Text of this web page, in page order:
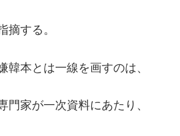
摘する。
韓本とは一線を画すのは、
門家が一次資料にあたり、